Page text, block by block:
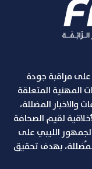
مراقبة جودة
المهنية المتعلقة
والاخبار المضللة،
لقيم الصحافة
الليبي على
بهدف تحقيق